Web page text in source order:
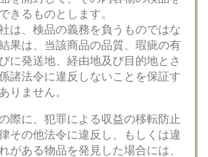
きるものとします。
は、検品の義務を負うものではな
果は、当該商品の品質、瑕疵の有
に発送地、経由地及び目的地とさ
諸法令に違反しないことを保証す
りません。
際に、犯罪による収益の移転防止
その他法令に違反し、もしくは違
がある物品を発見した場合には、